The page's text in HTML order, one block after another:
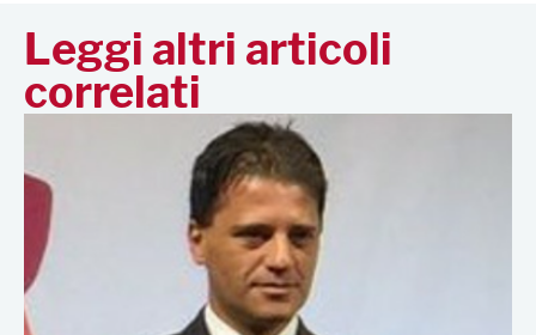
Leggi altri articoli
correlati